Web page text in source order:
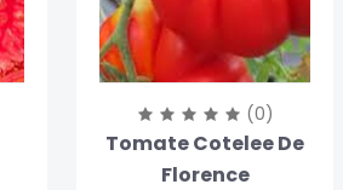
(0)
Tomate Cotelee De
Florence